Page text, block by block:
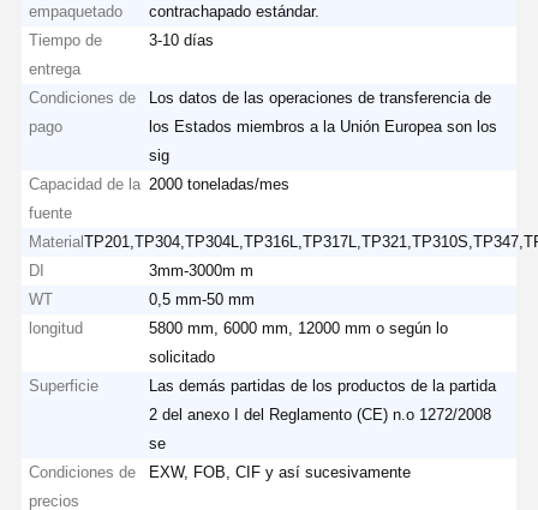
empaquetado
contrachapado estándar.
Tiempo de
entrega
3-10 días
Condiciones de
pago
Los datos de las operaciones de transferencia de
los Estados miembros a la Unión Europea son los
sig
Capacidad de la
fuente
2000 toneladas/mes
Material
DI
3mm-3000m m
WT
0,5 mm-50 mm
longitud
5800 mm, 6000 mm, 12000 mm o según lo
solicitado
Superficie
Las demás partidas de los productos de la partida
2 del anexo I del Reglamento (CE) n.o 1272/2008
se
Condiciones de
precios
EXW, FOB, CIF y así sucesivamente